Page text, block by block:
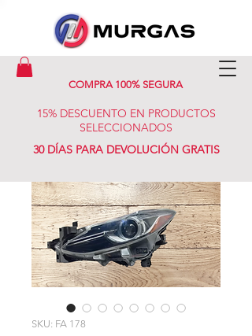
COMPRA 100% SEGURA
15% DESCUENTO EN PRODUCTOS
SELECCIONADOS
30 DÍAS PARA DEVOLUCIÓN GRATIS
SKU: FA 178